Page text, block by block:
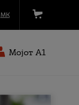
МК
Мојот A1